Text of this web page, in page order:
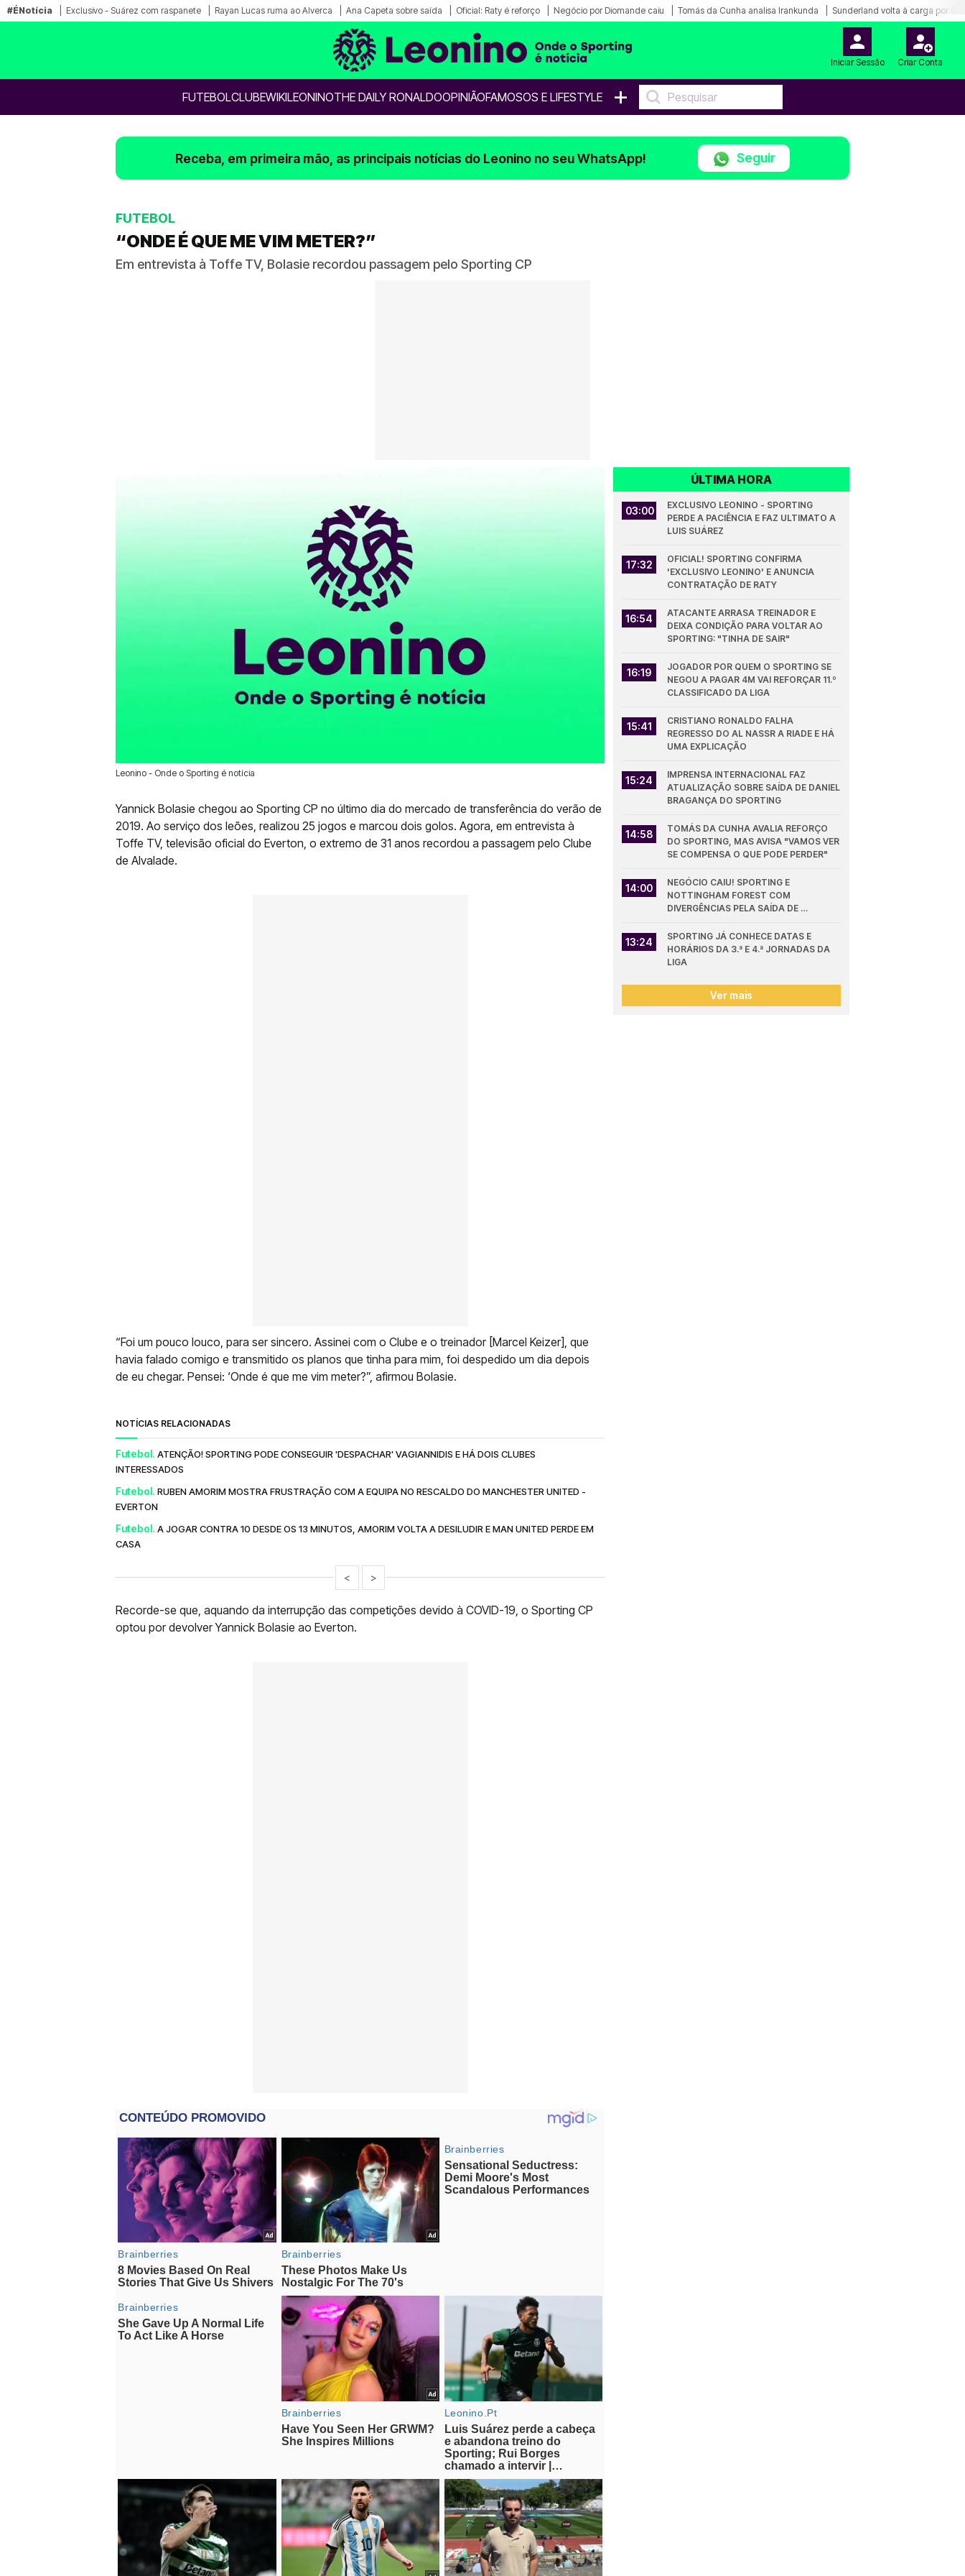
#ÉNotícia Exclusivo - Suárez com raspanete Rayan Lucas ruma ao Alverca Ana Capeta sobre saída Oficial: Raty é reforço Negócio por Diomande caiu Tomás da Cunha analisa Irankunda Sunderland volta à carga por
Iniciar Sessão Criar Conta
FUTEBOLCLUBEWIKILEONINOTHE DAILY RONALDOOPINIÃOFAMOSOS E LIFESTYLE +
Receba, em primeira mão, as principais notícias do Leonino no seu WhatsApp! Seguir
FUTEBOL
“ONDE É QUE ME VIM METER?”
Em entrevista à Toffe TV, Bolasie recordou passagem pelo Sporting CP
Leonino - Onde o Sporting é notícia
20 Jul 2020 | 11:36 | 0
Yannick Bolasie chegou ao Sporting CP no último dia do mercado de transferência do verão de
2019. Ao serviço dos leões, realizou 25 jogos e marcou dois golos. Agora, em entrevista à
Toffe TV, televisão oficial do Everton, o extremo de 31 anos recordou a passagem pelo Clube
de Alvalade.
“Foi um pouco louco, para ser sincero. Assinei com o Clube e o treinador [Marcel Keizer], que
havia falado comigo e transmitido os planos que tinha para mim, foi despedido um dia depois
de eu chegar. Pensei: ‘Onde é que me vim meter?”, afirmou Bolasie.
NOTÍCIAS RELACIONADAS
Futebol. ATENÇÃO! SPORTING PODE CONSEGUIR 'DESPACHAR' VAGIANNIDIS E HÁ DOIS CLUBES
INTERESSADOS
Futebol. RUBEN AMORIM MOSTRA FRUSTRAÇÃO COM A EQUIPA NO RESCALDO DO MANCHESTER UNITED -
EVERTON
Futebol. A JOGAR CONTRA 10 DESDE OS 13 MINUTOS, AMORIM VOLTA A DESILUDIR E MAN UNITED PERDE EM
CASA
< >
Recorde-se que, aquando da interrupção das competições devido à COVID-19, o Sporting CP
optou por devolver Yannick Bolasie ao Everton.
ÚLTIMA HORA
03:00
EXCLUSIVO LEONINO - SPORTING
PERDE A PACIÊNCIA E FAZ ULTIMATO A
LUIS SUÁREZ
17:32
OFICIAL! SPORTING CONFIRMA
'EXCLUSIVO LEONINO' E ANUNCIA
CONTRATAÇÃO DE RATY
16:54
ATACANTE ARRASA TREINADOR E
DEIXA CONDIÇÃO PARA VOLTAR AO
SPORTING: "TINHA DE SAIR"
16:19
JOGADOR POR QUEM O SPORTING SE
NEGOU A PAGAR 4M VAI REFORÇAR 11.º
CLASSIFICADO DA LIGA
15:41
CRISTIANO RONALDO FALHA
REGRESSO DO AL NASSR A RIADE E HÁ
UMA EXPLICAÇÃO
15:24
IMPRENSA INTERNACIONAL FAZ
ATUALIZAÇÃO SOBRE SAÍDA DE DANIEL
BRAGANÇA DO SPORTING
14:58
TOMÁS DA CUNHA AVALIA REFORÇO
DO SPORTING, MAS AVISA "VAMOS VER
SE COMPENSA O QUE PODE PERDER"
14:00
NEGÓCIO CAIU! SPORTING E
NOTTINGHAM FOREST COM
DIVERGÊNCIAS PELA SAÍDA DE
13:24
SPORTING JÁ CONHECE DATAS E
HORÁRIOS DA 3.ª E 4.ª JORNADAS DA
LIGA
Ver mais